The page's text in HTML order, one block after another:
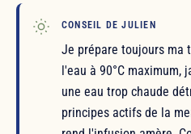
CONSEIL DE JULIEN
Je prépare toujours ma
l'eau à 90°C maximum,
une eau trop chaude
principes actifs de la